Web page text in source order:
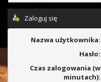
Zaloguj się
Nazwa użytkownika:
Hasło:
Czas zalogowania (w
minutach):